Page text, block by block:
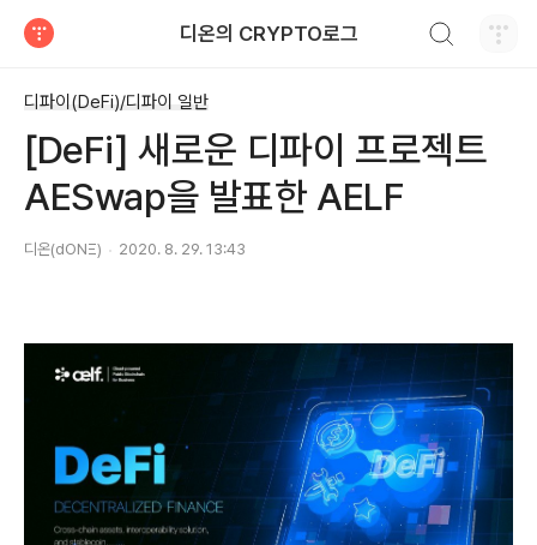
디온의 CRYPTO로그
디파이(DeFi)/디파이 일반
[DeFi] 새로운 디파이 프로젝트
AESwap을 발표한 AELF
디온(dONΞ) 2020. 8. 29. 13:43